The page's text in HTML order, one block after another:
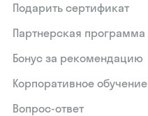
Подарить сертификат
Партнерская программа
Бонус за рекомендацию
Корпоративное обучение
Вопрос-ответ